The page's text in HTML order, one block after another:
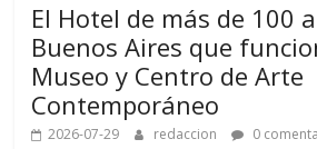
El Hotel de más de 100
Buenos Aires que
Museo y Centro de Arte
Contemporáneo
2026-07-29 redaccion 0